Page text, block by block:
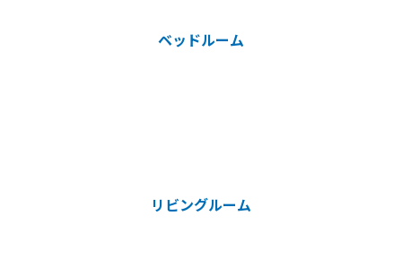
ベッドルーム
リビングルーム